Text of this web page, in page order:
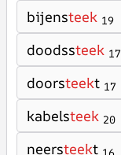
bijensteek 19
doodssteek 17
doorsteekt 17
kabelsteek 20
neersteekt